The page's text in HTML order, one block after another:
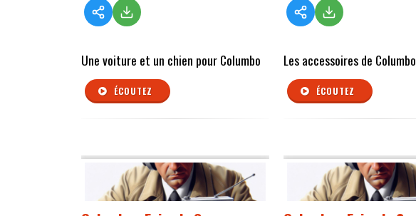
Une voiture et un chien pour Columbo
ÉCOUTEZ
Les accessoires de Columbo
ÉCOUTEZ